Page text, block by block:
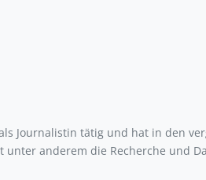
Journalistin tätig und hat in den
unter anderem die Recherche und